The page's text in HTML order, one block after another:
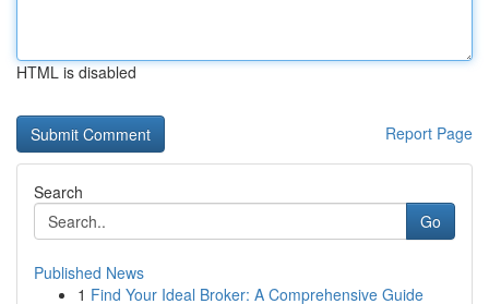
HTML is disabled
Report Page
Search
Go
Published News
1 Find Your Ideal Broker: A Comprehensive Guide